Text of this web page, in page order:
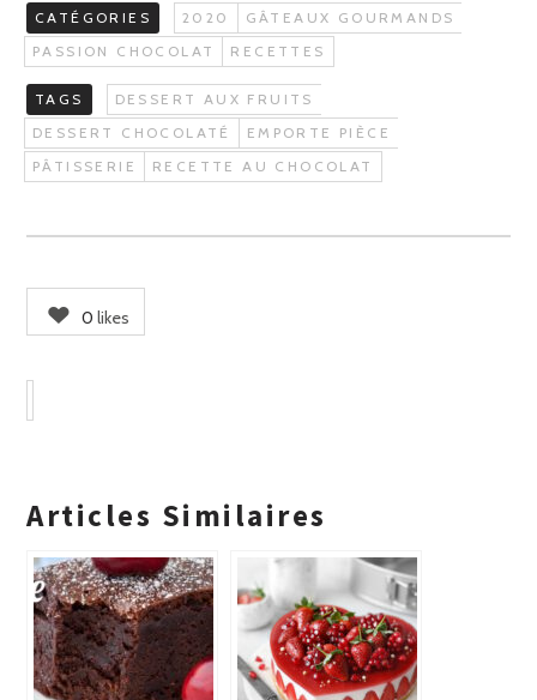
CATÉGORIES 2020
GÂTEAUX GOURMANDS
PASSION CHOCOLAT
RECETTES
TAGS
DESSERT AUX FRUITS
DESSERT CHOCOLATÉ
EMPORTE PIÈCE
PÂTISSERIE
RECETTE AU CHOCOLAT
0 likes
Articles Similaires